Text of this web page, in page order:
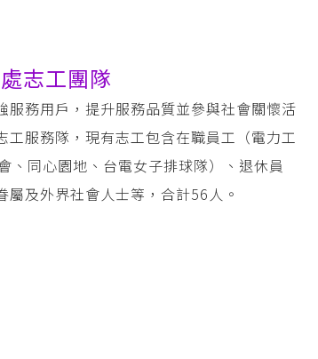
志工團隊
服務用戶，提升服務品質並參與社會關懷活
工服務隊，現有志工包含在職員工（電力工
、同心園地、台電女子排球隊）、退休員
屬及外界社會人士等，合計56人。